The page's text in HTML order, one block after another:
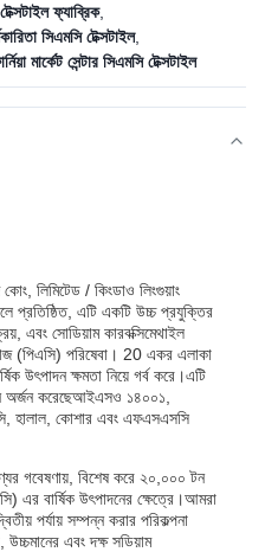
ফ্যাব্রিক,
সিএমসি টেক্সটাইল,
মার্কেট সেন্টার সিএমসি টেক্সটাইল
কোং, লিমিটেড / কিংডাও লিংগুয়াং
প্রতিষ্ঠিত, এটি একটি উচ্চ প্রযুক্তির
এবং সোডিয়াম কারবক্সিমেথাইল
(পিএসি) পরিষেবা। 20 একর এলাকা
উৎপাদন ক্ষমতা নিয়ে গর্ব করে।এটি
অর্জন করেছেআইএসও ১৪০০১,
হালাল, কোশার এবং এফএসএসসি
গবেষণায়, বিশেষ করে ২০,০০০ টন
এর বার্ষিক উৎপাদনের ক্ষেত্রে।আমরা
পর্যায় সম্পন্ন করার পরিকল্পনা
এবং দক্ষ সডিয়াম